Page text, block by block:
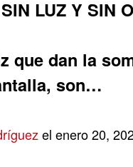
LUZ Y SIN
que dan la
son…
el enero 20,